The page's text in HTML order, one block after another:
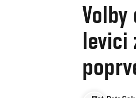
levici